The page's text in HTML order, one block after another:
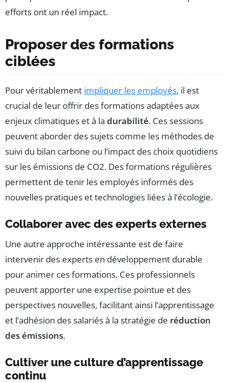
efforts ont un réel impact.
Proposer des formations
ciblées
Pour véritablement impliquer les employés, il est
crucial de leur offrir des formations adaptées aux
enjeux climatiques et à la durabilité. Ces sessions
peuvent aborder des sujets comme les méthodes de
suivi du bilan carbone ou l’impact des choix quotidiens
sur les émissions de CO2. Des formations régulières
permettent de tenir les employés informés des
nouvelles pratiques et technologies liées à l’écologie.
Collaborer avec des experts externes
Une autre approche intéressante est de faire
intervenir des experts en développement durable
pour animer ces formations. Ces professionnels
peuvent apporter une expertise pointue et des
perspectives nouvelles, facilitant ainsi l’apprentissage
et l’adhésion des salariés à la stratégie de réduction
des émissions.
Cultiver une culture d’apprentissage
continu